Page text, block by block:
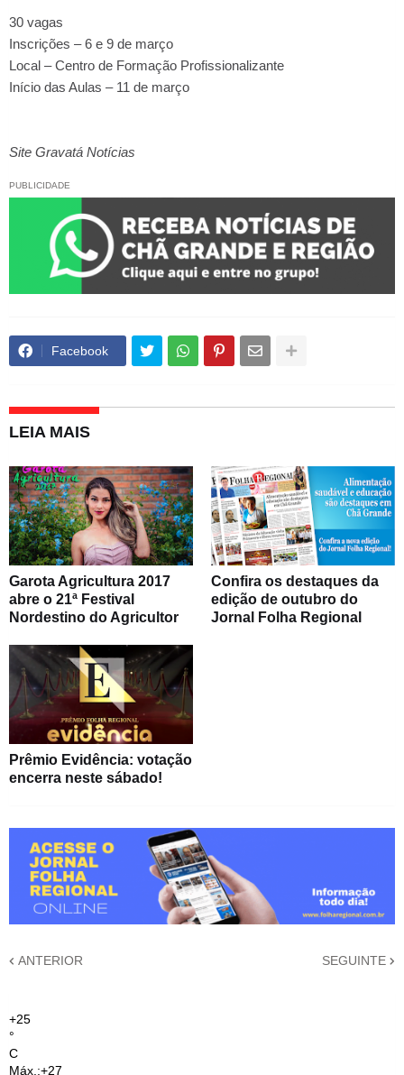
30 vagas
Inscrições – 6 e 9 de março
Local – Centro de Formação Profissionalizante
Início das Aulas – 11 de março
Site Gravatá Notícias
PUBLICIDADE
Facebook
LEIA MAIS
Garota Agricultura 2017
abre o 21ª Festival
Nordestino do Agricultor
Confira os destaques da
edição de outubro do
Jornal Folha Regional
Prêmio Evidência: votação
encerra neste sábado!
ANTERIOR SEGUINTE
+25
°
C
Máx.:+27